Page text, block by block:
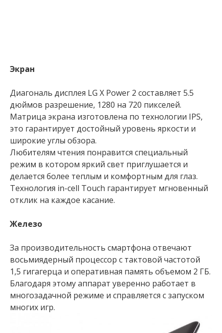
Экран
Диагональ дисплея LG X Power 2 составляет 5.5
дюймов разрешение, 1280 на 720 пикселей.
Матрица экрана изготовлена по технологии IPS,
это гарантирует достойный уровень яркости и
широкие углы обзора.
Любителям чтения понравится специальный
режим в котором яркий свет приглушается и
делается более теплым и комфортным для глаз.
Технология in-cell Touch гарантирует мгновенный
отклик на каждое касание.
Железо
За производительность смартфона отвечают
восьмиядерный процессор с тактовой частотой
1,5 гигагерца и оперативная память объемом 2 ГБ.
Благодаря этому аппарат уверенно работает в
многозадачной режиме и справляется с запуском
многих игр.